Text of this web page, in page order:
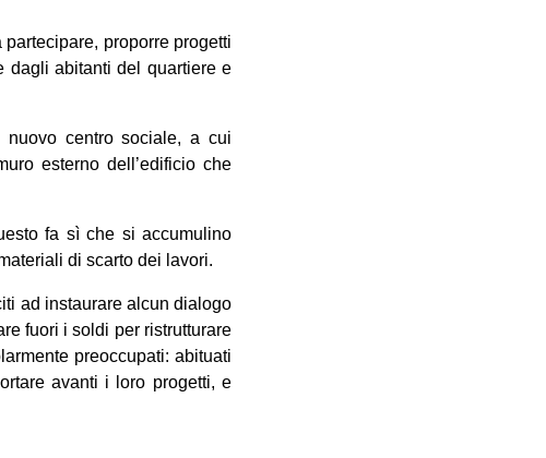
proporre progetti
dagli abitanti del quartiere e
centro sociale, a cui
esterno dell’edificio che
fa sì che si accumulino
di scarto dei lavori.
ad instaurare alcun dialogo
fuori i soldi per ristrutturare
preoccupati: abituati
avanti i loro progetti, e